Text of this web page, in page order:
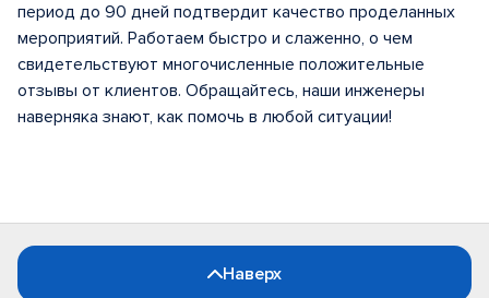
период до 90 дней подтвердит качество проделанных
мероприятий. Работаем быстро и слаженно, о чем
свидетельствуют многочисленные положительные
отзывы от клиентов. Обращайтесь, наши инженеры
наверняка знают, как помочь в любой ситуации!
Наверх